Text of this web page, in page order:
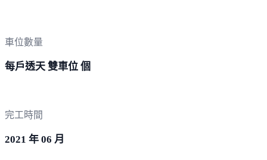
車位數量
每戶透天 雙車位 個
完工時間
2021 年 06 月